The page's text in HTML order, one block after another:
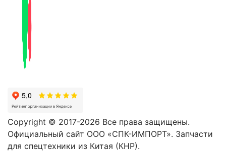
Copyright © 2017-2026 Все права защищены.
Официальный сайт ООО «СПК-ИМПОРТ». Запчасти
для спецтехники из Китая (КНР).